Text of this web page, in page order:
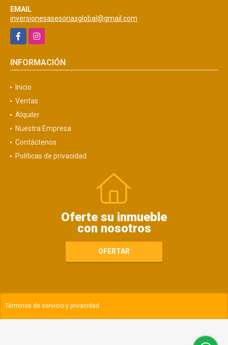
EMAIL
inversionesasesoriasglobal@gmail.com
FacebookInstagram
INFORMACIÓN
Inicio
Ventas
Alquiler
Nuestra Empresa
Contáctenos
Políticas de privacidad
Oferte su inmueble
con nosotros
OFERTAR
Términos de servicio y privacidad